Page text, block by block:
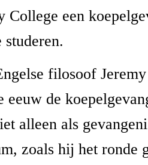
College een
studeren.
filosoof
eeuw de
alleen als
zoals hij het ronde